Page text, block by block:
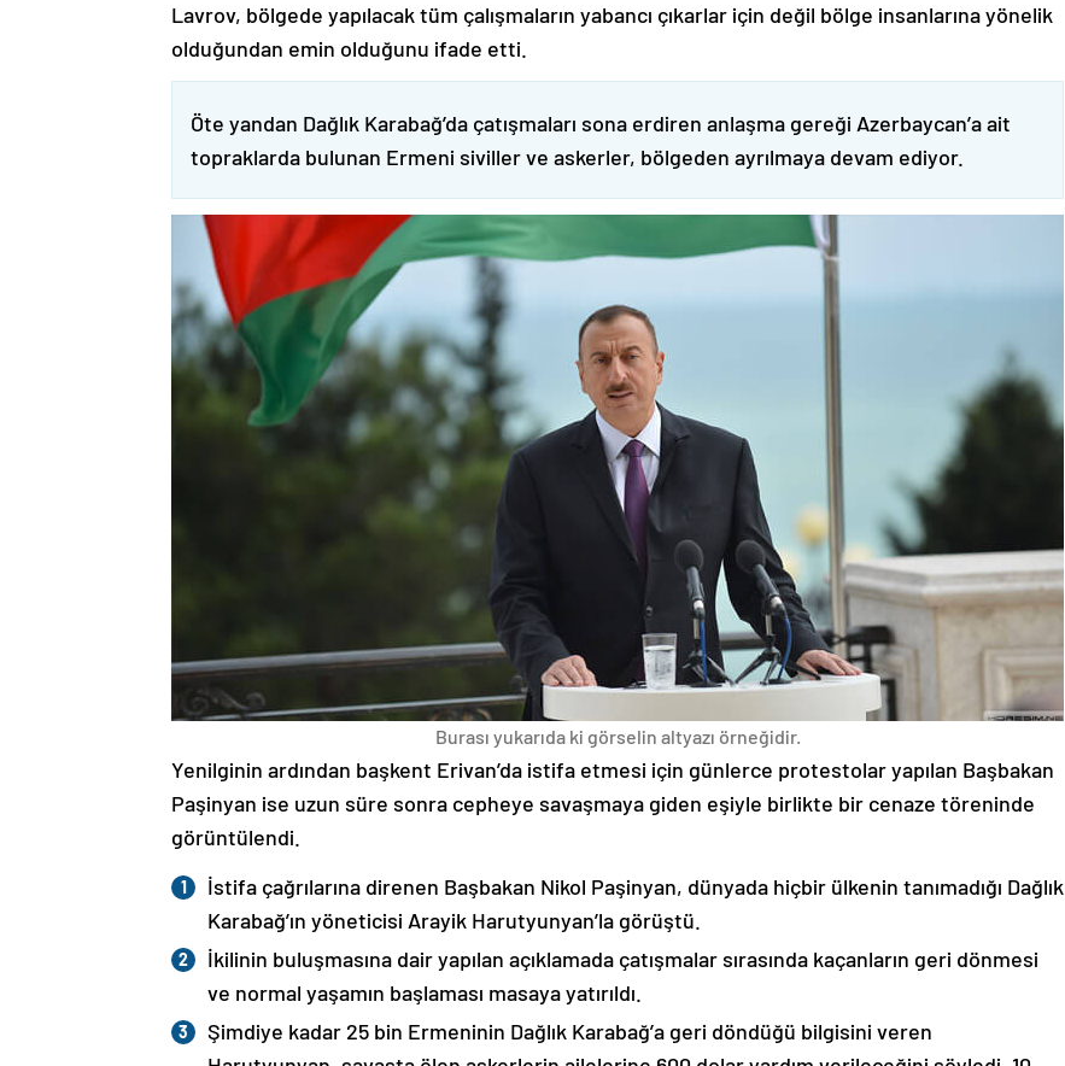
Lavrov, bölgede yapılacak tüm çalışmaların yabancı çıkarlar için değil bölge insanlarına yönelik
olduğundan emin olduğunu ifade etti.
Öte yandan Dağlık Karabağ’da çatışmaları sona erdiren anlaşma gereği Azerbaycan’a ait
topraklarda bulunan Ermeni siviller ve askerler, bölgeden ayrılmaya devam ediyor.
Burası yukarıda ki görselin altyazı örneğidir.
Yenilginin ardından başkent Erivan’da istifa etmesi için günlerce protestolar yapılan Başbakan
Paşinyan ise uzun süre sonra cepheye savaşmaya giden eşiyle birlikte bir cenaze töreninde
görüntülendi.
İstifa çağrılarına direnen Başbakan Nikol Paşinyan, dünyada hiçbir ülkenin tanımadığı Dağlık
Karabağ’ın yöneticisi Arayik Harutyunyan’la görüştü.
İkilinin buluşmasına dair yapılan açıklamada çatışmalar sırasında kaçanların geri dönmesi
ve normal yaşamın başlaması masaya yatırıldı.
Şimdiye kadar 25 bin Ermeninin Dağlık Karabağ’a geri döndüğü bilgisini veren